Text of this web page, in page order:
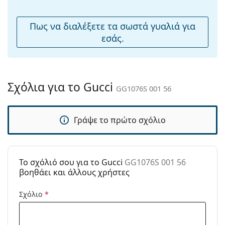
άρθρωση:
Όχι
Αξεσουάρ
Πανί
καθαρισμού:
Ναι
Τύπος:
Γυναικεία
Μάρκα:
Gucci
GG1076S 001 56
Πως να διαλέξετε τα σωστά γυαλιά για
εσάς.
Σχόλια για το Gucci GG1076S 001 56
Γράψε το πρώτο σχόλιο
To σχόλιό σου για το Gucci GG1076S 001 56
βοηθάει και άλλους χρήστες
Σχόλιο *